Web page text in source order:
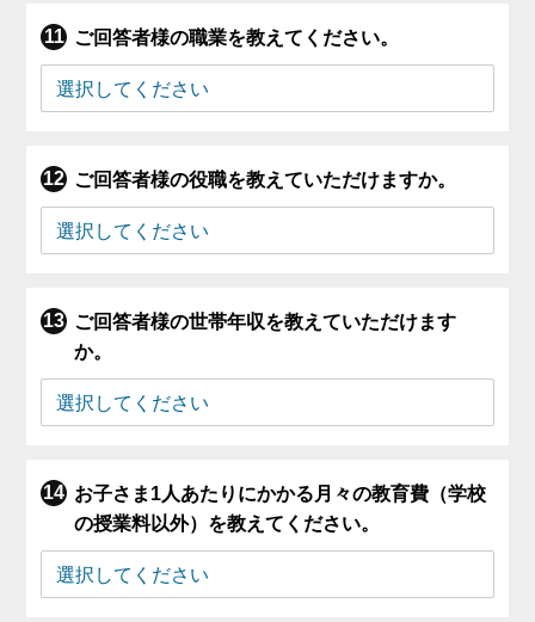
ご回答者様の職業を教えてください。
ご回答者様の役職を教えていただけますか。
ご回答者様の世帯年収を教えていただけます
か。
お子さま1人あたりにかかる月々の教育費（学校
の授業料以外）を教えてください。